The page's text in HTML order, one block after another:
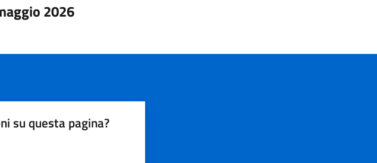
2026
su questa pagina?